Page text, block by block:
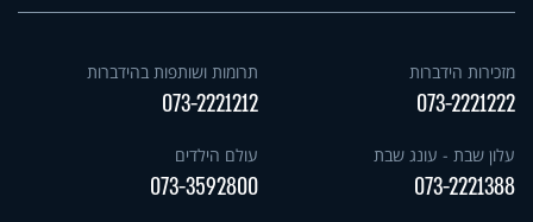
מזכירות הידברות
073-2221222
תרומות ושותפות בהידברות
073-2221212
עלון שבת - עונג שבת
073-2221388
עולם הילדים
073-3592800